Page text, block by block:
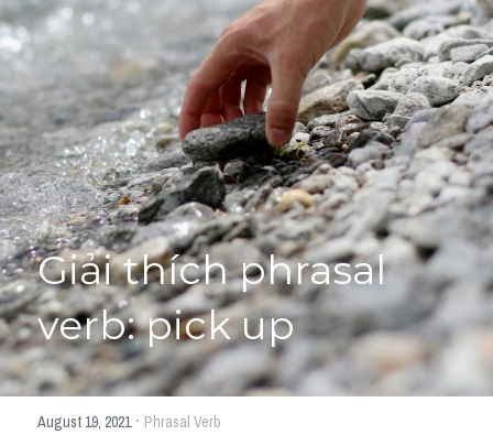
Giải đề thi từng câu
Lời khuyên
Giải đề thi
Academic words
Phrase
Phrasal Verb
Idioms đồng nghĩa
Idioms trái nghĩa
HỌC THỬ
Giải thích phrasal
verb: pick up
August 19, 2021· Phrasal Verb